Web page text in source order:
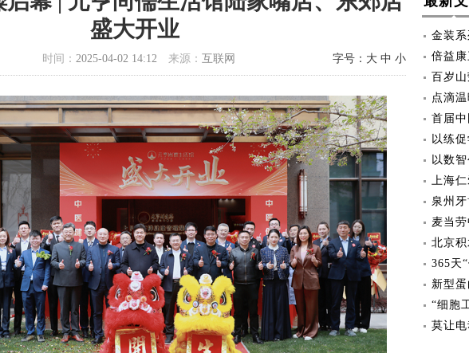
盛大开业
时间： 2025-04-02 14:12 来源： 互联网 字号： 大 中 小
金装系
倍益
百岁
点滴
首届
以练
以数
上海仁
泉州
麦当
北京
365天
新型
“细胞
莫让